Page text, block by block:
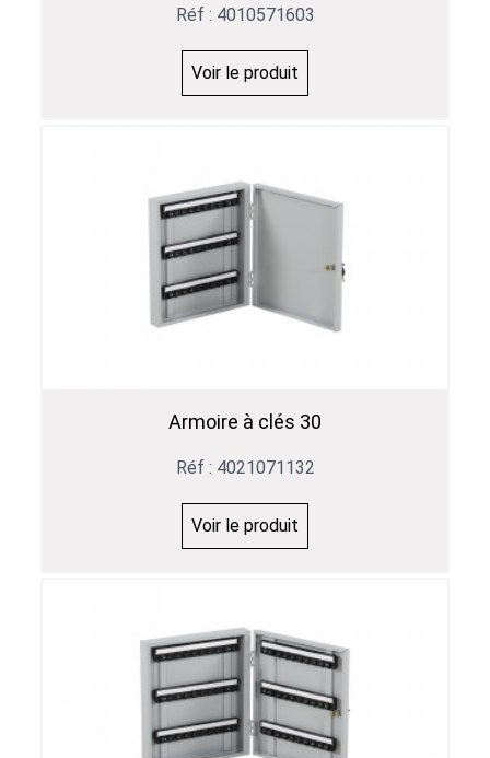
Réf : 4010571603
Voir le produit
Armoire à clés 30
Réf : 4021071132
Voir le produit